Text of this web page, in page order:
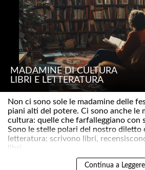
MADAMINE DI CULTURA
LIBRI E LETTERATURA
Non ci sono sole le madamine delle
piani alti del potere. Ci sono anche le
cultura: quelle che farfalleggiano con
Sono le stelle polari del nostro diletto
letteratura: scrivono libri,
libri,..
Continua a Leggere